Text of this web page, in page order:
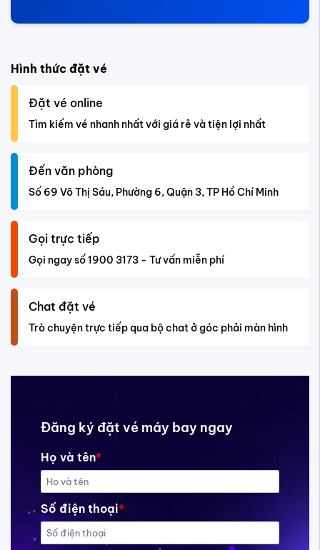
Hình thức đặt vé
Đặt vé online
Tìm kiếm vé nhanh nhất với giá rẻ và tiện lợi nhất
Đến văn phòng
Số 69 Võ Thị Sáu, Phường 6, Quận 3, TP Hồ Chí Minh
Gọi trực tiếp
Gọi ngay số 1900 3173 - Tư vấn miễn phí
Chat đặt vé
Trò chuyện trực tiếp qua bộ chat ở góc phải màn hình
Đăng ký đặt vé máy bay ngay
Họ và tên*
Số điện thoại*